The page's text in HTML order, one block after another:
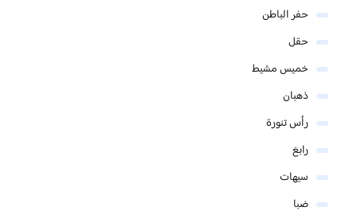
حفر الباطن
حقل
خميس مشيط
ذهبان
رأس تنورة
رابغ
سيهات
ضبا